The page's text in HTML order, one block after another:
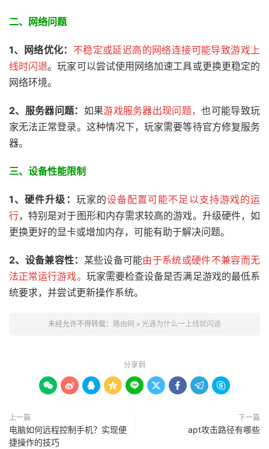
二、网络问题
1、 网络优化： 不稳定或延迟高的网络连接可能导致游戏上
线时闪退。玩家可以尝试使用网络加速工具或更换更稳定的
网络环境。
2、服务器问题： 如果游戏服务器出现问题，也可能导致玩
家无法正常登录。这种情况下，玩家需要等待官方修复服务
器。
三、 设备性能限制
1、硬件升级： 玩家的设备配置可能不足以支持游戏的运
行，特别是对于图形和内存需求较高的游戏。升级硬件，如
更换更好的显卡或增加内存，可能有助于解决问题。
2、设备兼容性： 某些设备可能由于系统或硬件不兼容而无
法正常运行游戏。 玩家需要检查设备是否满足游戏的最低系
统要求，并尝试更新操作系统。
未经允许不得转载： 路由网 » 光遇为什么一上线就闪退
分享到
        
上一篇
电脑如何远程控制手机？实现便
捷操作的技巧
下一篇
apt攻击路径有哪些